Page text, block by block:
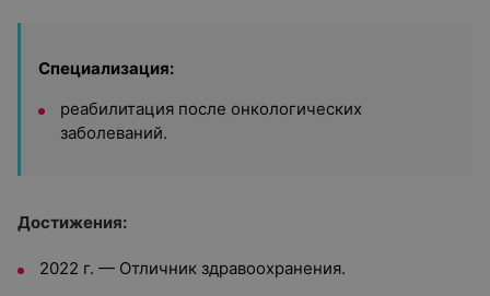
Специализация:
реабилитация после онкологических
заболеваний.
Достижения:
2022 г. — Отличник здравоохранения.